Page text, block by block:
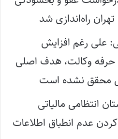
راه‌اندازی شد
علی رغم افزایش
وکالت، هدف اصلی
محقق نشده است
انتظامی مالیاتی
عدم انطباق اطلاعات